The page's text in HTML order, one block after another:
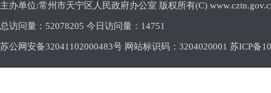
主办单位:常州市天宁区人民政府办公室 版权所有(C)
总访问量： 52078205 今日访问量： 14751
苏公网安备32041102000483号 网站标识码：3204020001 苏ICP备